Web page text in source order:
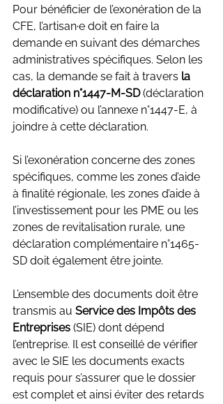
Pour bénéficier de l’exonération de la
CFE, l’artisan·e doit en faire la
demande en suivant des démarches
administratives spécifiques. Selon les
cas, la demande se fait à travers la
déclaration n°1447-M-SD (déclaration
modificative) ou l’annexe n°1447-E, à
joindre à cette déclaration.
Si l’exonération concerne des zones
spécifiques, comme les zones d’aide
à finalité régionale, les zones d’aide à
l’investissement pour les PME ou les
zones de revitalisation rurale, une
déclaration complémentaire n°1465-
SD doit également être jointe.
L’ensemble des documents doit être
transmis au Service des Impôts des
Entreprises (SIE) dont dépend
l’entreprise. Il est conseillé de vérifier
avec le SIE les documents exacts
requis pour s’assurer que le dossier
est complet et ainsi éviter des retards